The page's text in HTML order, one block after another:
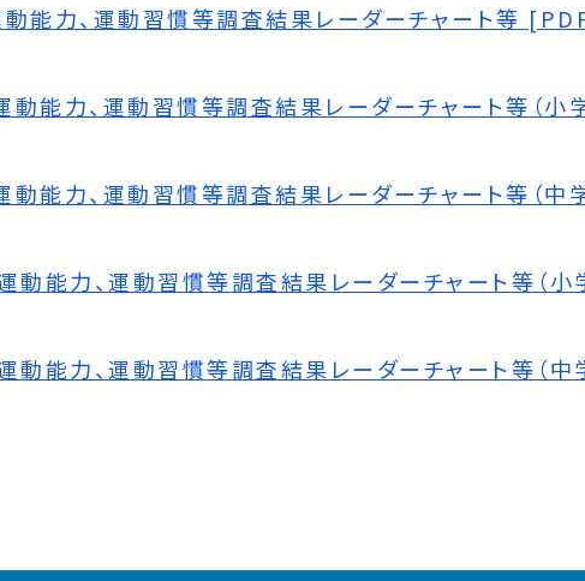
能力、運動習慣等調査結果レーダーチャート等
能力、運動習慣等調査結果レーダーチャート等（小
能力、運動習慣等調査結果レーダーチャート等（中
能力、運動習慣等調査結果レーダーチャート等（小
能力、運動習慣等調査結果レーダーチャート等（中